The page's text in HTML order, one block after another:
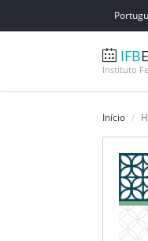
IFB
Instituto
Início